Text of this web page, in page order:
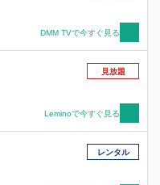
DMM TVで今すぐ見る
見放題
Leminoで今すぐ見る
レンタル